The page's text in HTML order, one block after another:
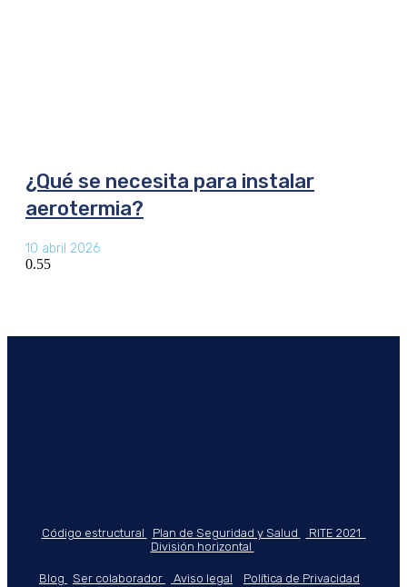
¿Qué se necesita para instalar
aerotermia?
10 abril 2026
Código estructural Plan de Seguridad y Salud
RITE 2021
División horizontal
Blog Ser colaborador Aviso legal
Política de Privacidad